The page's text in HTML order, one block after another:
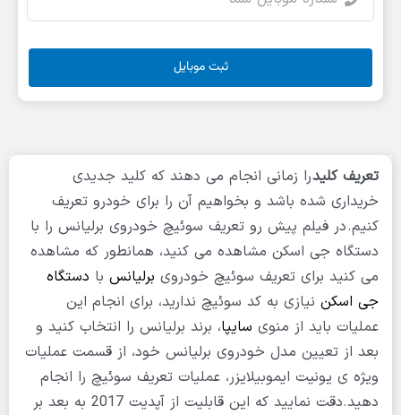
تعریف کلیدرا زمانی انجام می دهند که کلید جدیدی
خریداری شده باشد و بخواهیم آن را برای خودرو تعریف
کنیم.در فیلم پیش رو تعریف سوئیچ خودروی برلیانس را با
دستگاه جی اسکن مشاهده می کنید، همانطور که مشاهده
می کنید برای تعریف سوئیچ خودروی برلیانس با دستگاه
جی اسکن نیازی به کد سوئیچ ندارید، برای انجام این
عملیات باید از منوی سایپا، برند برلیانس را انتخاب کنید و
بعد از تعیین مدل خودروی برلیانس خود، از قسمت عملیات
ویژه ی یونیت ایموبیلایزر، عملیات تعریف سوئیچ را انجام
دهید.دقت نمایید که این قابلیت از آپدیت 2017 به بعد بر
ثبت موبایل